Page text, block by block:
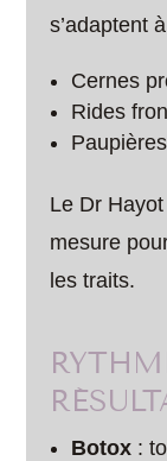
s’adaptent
Cernes
Rides
Le Dr
mesure
les traits.
Botox :